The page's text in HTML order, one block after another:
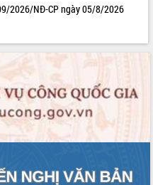
2026/NĐ-CP ngày 05/8/2026